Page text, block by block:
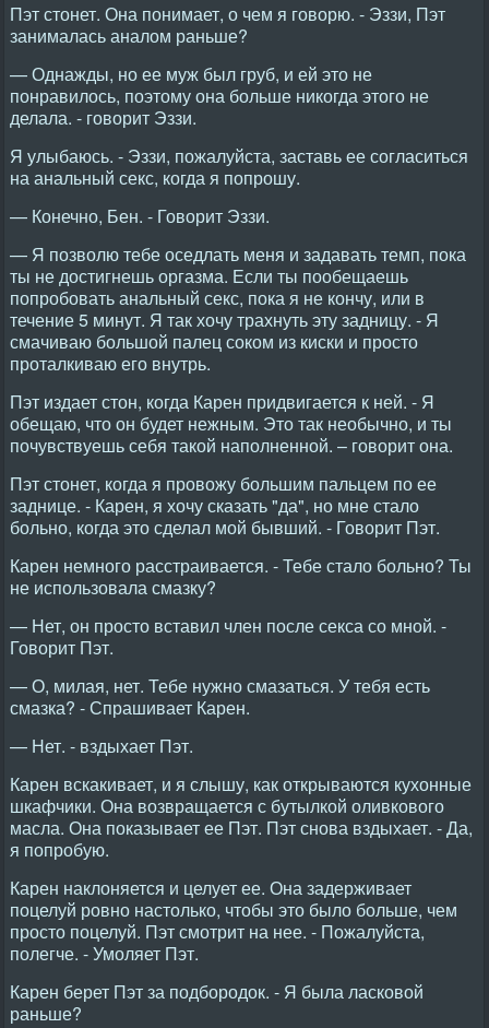
Пэт стонет. Она понимает, о чем я говорю. - Эззи, Пэт
занималась аналом раньше?
— Однажды, но ее муж был груб, и ей это не
понравилось, поэтому она больше никогда этого не
делала. - говорит Эззи.
Я улыбаюсь. - Эззи, пожалуйста, заставь ее согласиться
на анальный секс, когда я попрошу.
— Конечно, Бен. - Говорит Эззи.
— Я позволю тебе оседлать меня и задавать темп, пока
ты не достигнешь оргазма. Если ты пообещаешь
попробовать анальный секс, пока я не кончу, или в
течение 5 минут. Я так хочу трахнуть эту задницу. - Я
смачиваю большой палец соком из киски и просто
проталкиваю его внутрь.
Пэт издает стон, когда Карен придвигается к ней. - Я
обещаю, что он будет нежным. Это так необычно, и ты
почувствуешь себя такой наполненной. – говорит она.
Пэт стонет, когда я провожу большим пальцем по ее
заднице. - Карен, я хочу сказать "да", но мне стало
больно, когда это сделал мой бывший. - Говорит Пэт.
Карен немного расстраивается. - Тебе стало больно? Ты
не использовала смазку?
— Нет, он просто вставил член после секса со мной. -
Говорит Пэт.
— О, милая, нет. Тебе нужно смазаться. У тебя есть
смазка? - Спрашивает Карен.
— Нет. - вздыхает Пэт.
Карен вскакивает, и я слышу, как открываются кухонные
шкафчики. Она возвращается с бутылкой оливкового
масла. Она показывает ее Пэт. Пэт снова вздыхает. - Да,
я попробую.
Карен наклоняется и целует ее. Она задерживает
поцелуй ровно настолько, чтобы это было больше, чем
просто поцелуй. Пэт смотрит на нее. - Пожалуйста,
полегче. - Умоляет Пэт.
Карен берет Пэт за подбородок. - Я была ласковой
раньше?